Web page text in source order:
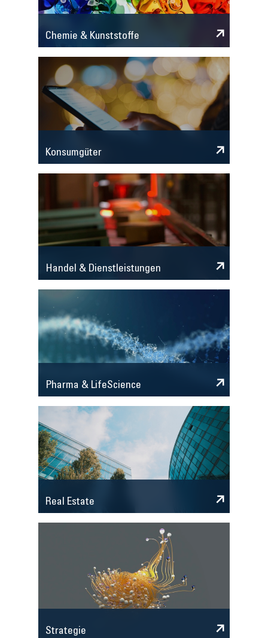
Chemie & Kunststoffe
Konsumgüter
Handel & Dienstleistungen
Pharma & LifeScience
Real Estate
Strategie